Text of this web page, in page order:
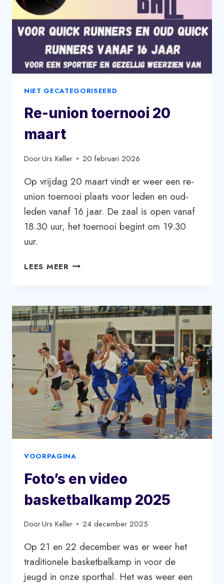
NIET GECATEGORISEERD
Re-union toernooi 20
maart
DoorUrs Keller 20 februari 2026
Op vrijdag 20 maart vindt er weer een re-
union toernooi plaats voor leden en oud-
leden vanaf 16 jaar. De zaal is open vanaf
18.30 uur, het toernooi begint om 19.30
uur.
LEES MEER RE-
MAART
VOORPAGINA
Foto’s en video
basketbalkamp 2025
DoorUrs Keller 24 december 2025
Op 21 en 22 december was er weer het
traditionele basketbalkamp in voor de
jeugd in onze sporthal. Het was weer een